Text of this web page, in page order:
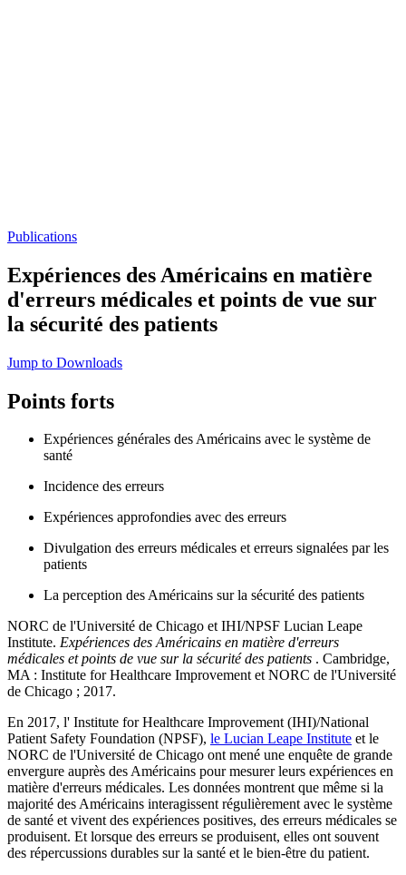
Publications
Expériences des Américains en matière
d'erreurs médicales et points de vue sur
la sécurité des patients
Jump to Downloads
Points forts
Expériences générales des Américains avec le système de
santé
Incidence des erreurs
Expériences approfondies avec des erreurs
Divulgation des erreurs médicales et erreurs signalées par les
patients
La perception des Américains sur la sécurité des patients
NORC de l'Université de Chicago et IHI/NPSF Lucian Leape
Institute. Expériences des Américains en matière d'erreurs
médicales et points de vue sur la sécurité des patients . Cambridge,
MA : Institute for Healthcare Improvement et NORC de l'Université
de Chicago ; 2017.
En 2017, l' Institute for Healthcare Improvement (IHI)/National
Patient Safety Foundation (NPSF), le Lucian Leape Institute et le
NORC de l'Université de Chicago ont mené une enquête de grande
envergure auprès des Américains pour mesurer leurs expériences en
matière d'erreurs médicales. Les données montrent que même si la
majorité des Américains interagissent régulièrement avec le système
de santé et vivent des expériences positives, des erreurs médicales se
produisent. Et lorsque des erreurs se produisent, elles ont souvent
des répercussions durables sur la santé et le bien-être du patient.